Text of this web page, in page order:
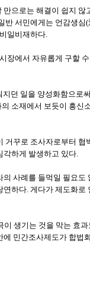
으로는 해결이 쉽지 않
반 서민에게는 언감생심
일비재하다.
장에서 자유롭게 구할
던 일을 양성화함으로
소재에서 보듯이 흥
꾸로 조사자로부터 협
각하게 발생하고 있다.
사례를 들먹일 필요도
하다. 게다가 제도화로
생기는 것을 막는 효
민간조사제도가 합법